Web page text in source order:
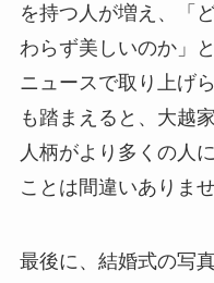
を持つ人が増え、「
わらず美しいのか」
ニュースで取り上げ
も踏まえると、大越
人柄がより多くの人
ことは間違いありませ
最後に、結婚式の写